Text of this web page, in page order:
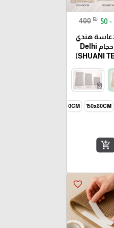
400 ₪ 50 -
هندي
بعدة احجام Delhi
(SHUANI
150x80CM
200x80CM
add_shopping_cart
favorite_border